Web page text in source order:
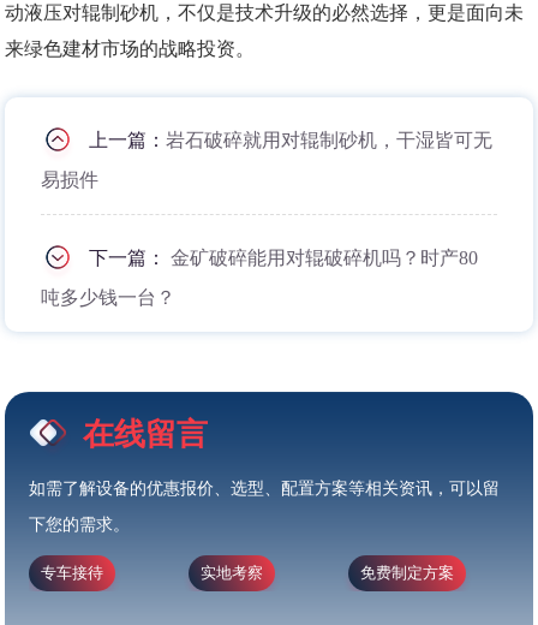
动液压对辊制砂机，不仅是技术升级的必然选择，更是面向未
来绿色建材市场的战略投资。
上一篇：岩石破碎就用对辊制砂机，干湿皆可无
易损件
下一篇：金矿破碎能用对辊破碎机吗？时产80
吨多少钱一台？
在线留言
如需了解设备的优惠报价、选型、配置方案等相关资讯，可以留
下您的需求。
专车接待 实地考察 免费制定方案